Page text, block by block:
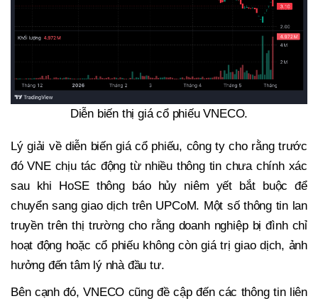
Diễn biến thị giá cổ phiếu VNECO.
Lý giải về diễn biến giá cổ phiếu, công ty cho rằng trước
đó VNE chịu tác động từ nhiều thông tin chưa chính xác
sau khi HoSE thông báo hủy niêm yết bắt buộc để
chuyển sang giao dịch trên UPCoM. Một số thông tin lan
truyền trên thị trường cho rằng doanh nghiệp bị đình chỉ
hoạt động hoặc cổ phiếu không còn giá trị giao dịch, ảnh
hưởng đến tâm lý nhà đầu tư.
Bên cạnh đó, VNECO cũng đề cập đến các thông tin liên